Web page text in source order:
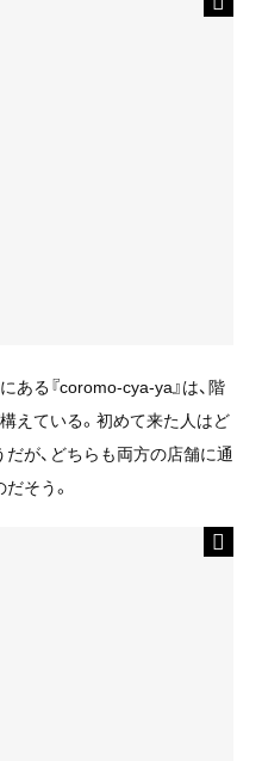
る『coromo-cya-ya』は、階
えている。初めて来た人はど
が、どちらも両方の店舗に通
そう。